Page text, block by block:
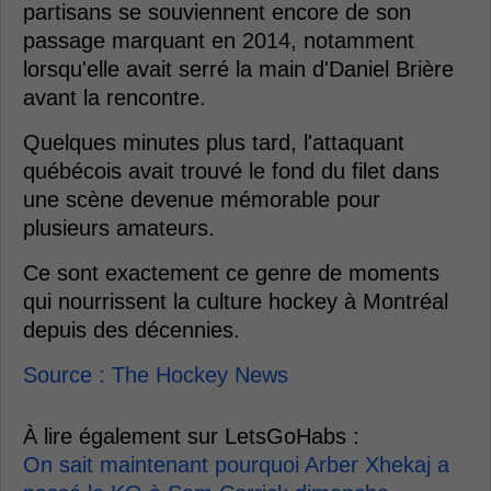
partisans se souviennent encore de son
passage marquant en 2014, notamment
lorsqu'elle avait serré la main d'Daniel Brière
avant la rencontre.
Quelques minutes plus tard, l'attaquant
québécois avait trouvé le fond du filet dans
une scène devenue mémorable pour
plusieurs amateurs.
Ce sont exactement ce genre de moments
qui nourrissent la culture hockey à Montréal
depuis des décennies.
Source : The Hockey News
À lire également sur LetsGoHabs :
On sait maintenant pourquoi Arber Xhekaj a